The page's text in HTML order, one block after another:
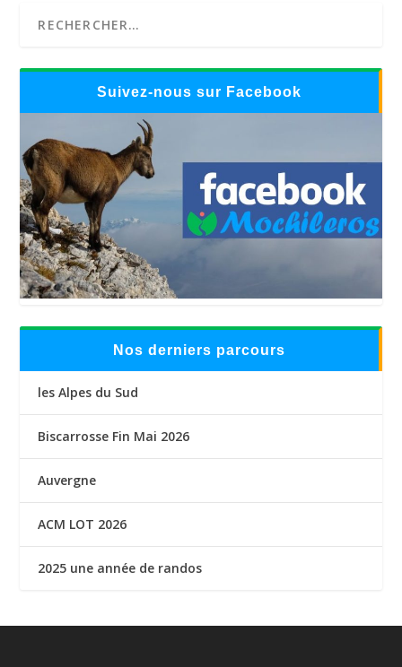
Suivez-nous sur Facebook
Nos derniers parcours
les Alpes du Sud
Biscarrosse Fin Mai 2026
Auvergne
ACM LOT 2026
2025 une année de randos